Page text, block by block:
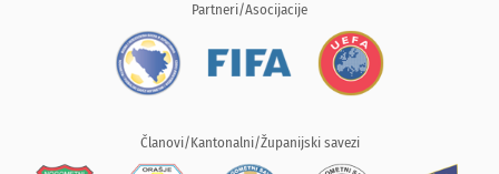
Partneri/Asocijacije
Članovi/Kantonalni/Županijski savezi